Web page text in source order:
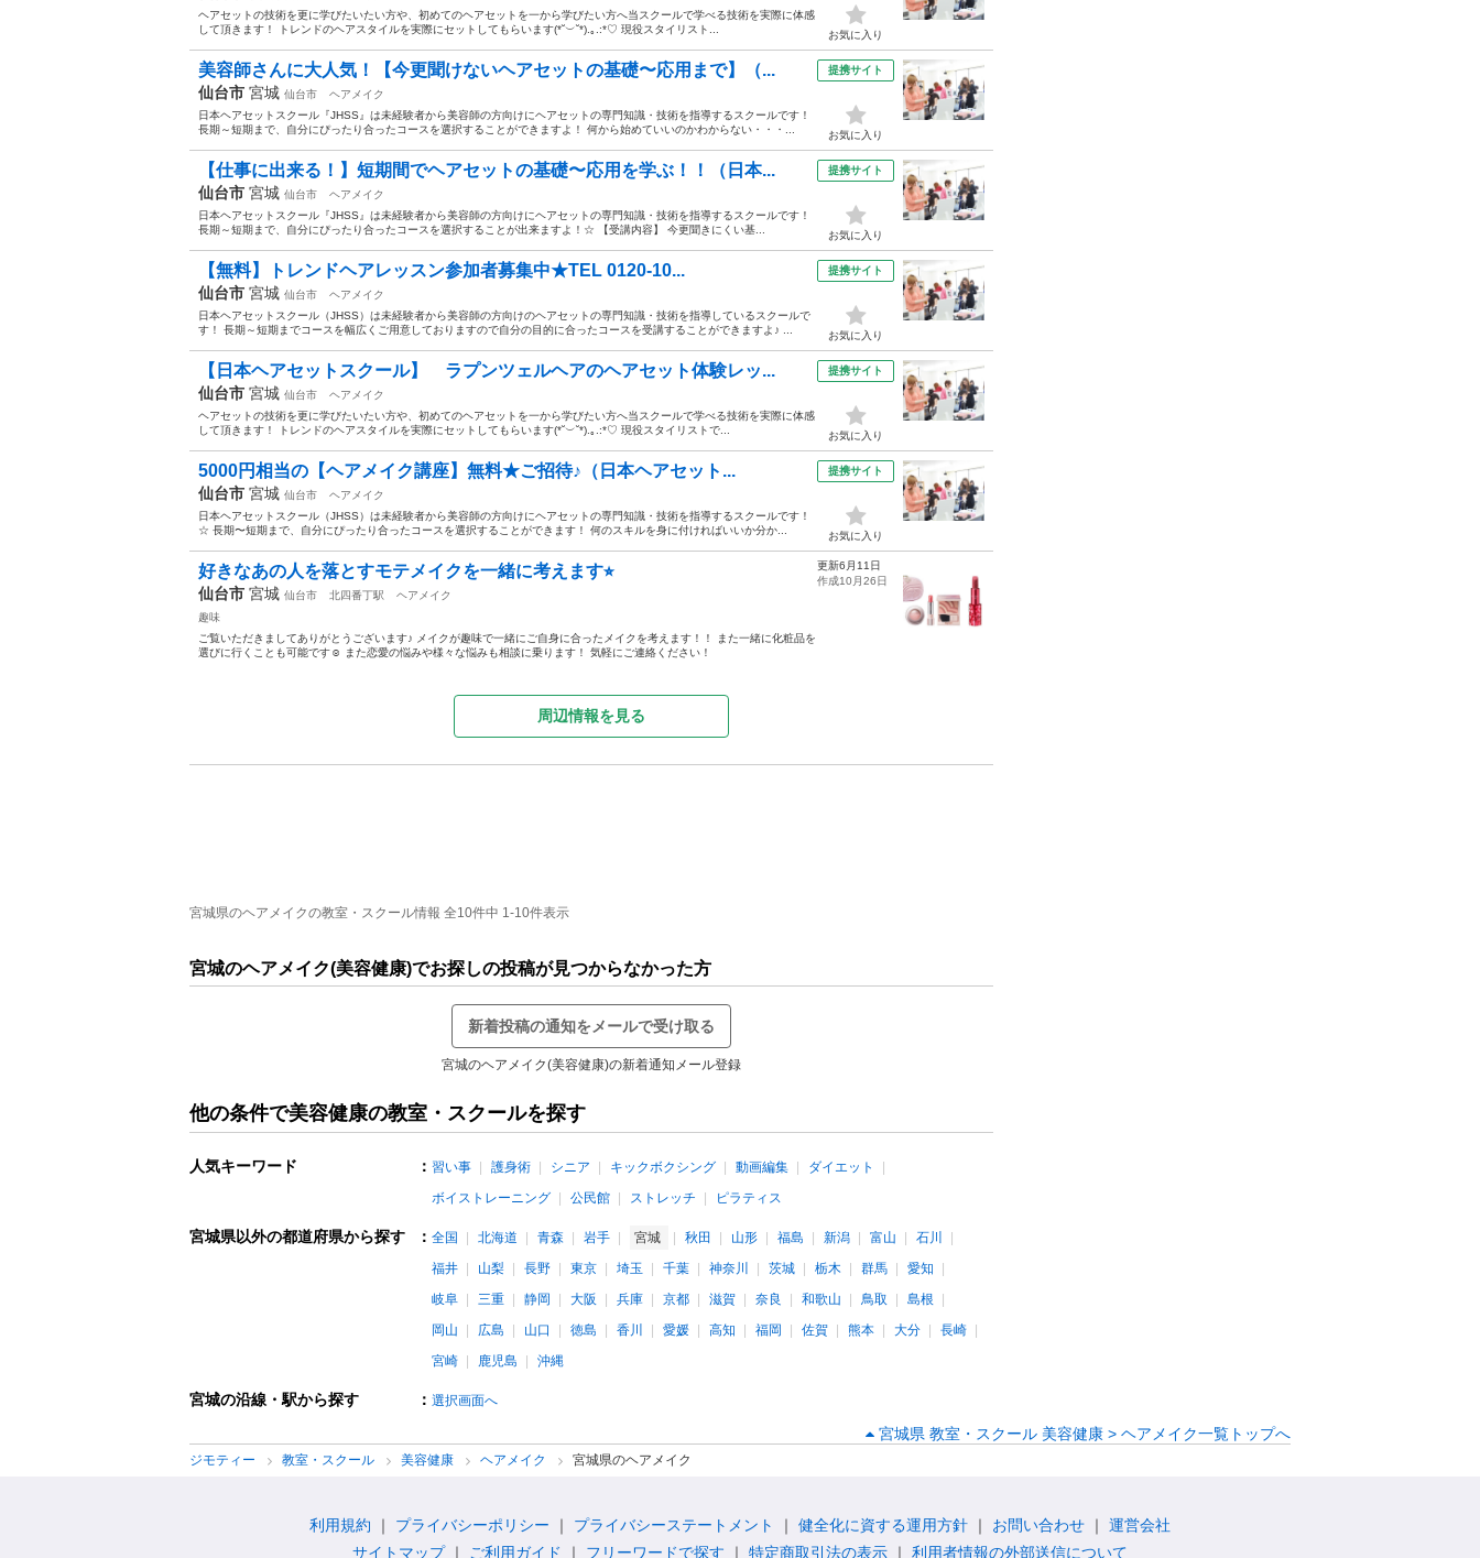
ヘアセットの技術を更に学びたいたい方や、初めてのヘアセットを一から学びたい方へ当スクールで学べる技術を実際に体感
して頂きます！ トレンドのヘアスタイルを実際にセットしてもらいます(*˘︶˘*).｡.:*♡ 現役スタイリスト...
お気に入り
美容師さんに大人気！【今更聞けないヘアセットの基礎〜応用まで】（...
仙台市 宮城 仙台市
ヘアメイク
日本ヘアセットスクール『JHSS』は未経験者から美容師の方向けにヘアセットの専門知識・技術を指導するスクールです！
長期～短期まで、自分にぴったり合ったコースを選択することができますよ！ 何から始めていいのかわからない・・・...
提携サイト
お気に入り
【仕事に出来る！】短期間でヘアセットの基礎〜応用を学ぶ！！（日本...
仙台市 宮城 仙台市
ヘアメイク
日本ヘアセットスクール『JHSS』は未経験者から美容師の方向けにヘアセットの専門知識・技術を指導するスクールです！
長期～短期まで、自分にぴったり合ったコースを選択することが出来ますよ！☆ 【受講内容】 今更聞きにくい基...
提携サイト
お気に入り
【無料】トレンドヘアレッスン参加者募集中★TEL 0120-10...
仙台市 宮城 仙台市
ヘアメイク
日本ヘアセットスクール（JHSS）は未経験者から美容師の方向けのヘアセットの専門知識・技術を指導しているスクールで
す！ 長期～短期までコースを幅広くご用意しておりますので自分の目的に合ったコースを受講することができますよ♪ ...
提携サイト
お気に入り
【日本ヘアセットスクール】 ラプンツェルヘアのヘアセット体験レッ...
仙台市 宮城 仙台市
ヘアメイク
ヘアセットの技術を更に学びたいたい方や、初めてのヘアセットを一から学びたい方へ当スクールで学べる技術を実際に体感
して頂きます！ トレンドのヘアスタイルを実際にセットしてもらいます(*˘︶˘*).｡.:*♡ 現役スタイリストで...
提携サイト
お気に入り
5000円相当の【ヘアメイク講座】無料★ご招待♪（日本ヘアセット...
仙台市 宮城 仙台市
ヘアメイク
日本ヘアセットスクール（JHSS）は未経験者から美容師の方向けにヘアセットの専門知識・技術を指導するスクールです！
☆ 長期〜短期まで、自分にぴったり合ったコースを選択することができます！ 何のスキルを身に付ければいいか分か...
提携サイト
お気に入り
好きなあの人を落とすモテメイクを一緒に考えます⭐︎
仙台市 宮城 仙台市 北四番丁駅
ヘアメイク
趣味
ご覧いただきましてありがとうございます♪ メイクが趣味で一緒にご自身に合ったメイクを考えます！！ また一緒に化粧品を
選びに行くことも可能です☺︎ また恋愛の悩みや様々な悩みも相談に乗ります！ 気軽にご連絡ください！
更新6月11日
作成10月26日
周辺情報を見る
宮城県のヘアメイクの教室・スクール情報 全10件中 1-10件表示
宮城のヘアメイク(美容健康)でお探しの投稿が見つからなかった方
新着投稿の通知をメールで受け取る
宮城のヘアメイク(美容健康)の新着通知メール登録
他の条件で美容健康の教室・スクールを探す
人気キーワード ： 習い事 護身術 シニア キックボクシング 動画編集
ダイエット
ボイストレーニング
公民館 ストレッチ ピラティス
宮城県以外の都道府県から探す ： 全国 北海道 青森 岩手 宮城 秋田 山形 福島 新潟 富山
石川
福井
山梨 長野 東京 埼玉 千葉 神奈川 茨城 栃木 群馬
愛知
岐阜
三重 静岡 大阪 兵庫 京都 滋賀 奈良 和歌山 鳥取
島根
岡山
広島 山口 徳島 香川 愛媛 高知 福岡 佐賀 熊本 大分
長崎
宮崎
鹿児島 沖縄
宮城の沿線・駅から探す ： 選択画面へ
宮城県 教室・スクール 美容健康 > ヘアメイク一覧トップへ
ジモティー 教室・スクール 美容健康 ヘアメイク 宮城県のヘアメイク
利用規約 プライバシーポリシー プライバシーステートメント 健全化に資する運用方針 お問い合わせ
運営会社
サイトマップ
ご利用ガイド フリーワードで探す 特定商取引法の表示 利用者情報の外部送信について